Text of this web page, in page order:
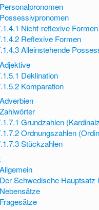
Personalpronomen
Possessivpronomen
Nicht-reflexive Formen
Reflexive Formen
Alleinstehende
Adjektive
Deklination
Komparation
Adverbien
Zahlwörter
Grundzahlen
Ordnungszahlen
Stückzahlen
Allgemein
Der Schwedische Hauptsatz
Nebensätze
Fragesätze